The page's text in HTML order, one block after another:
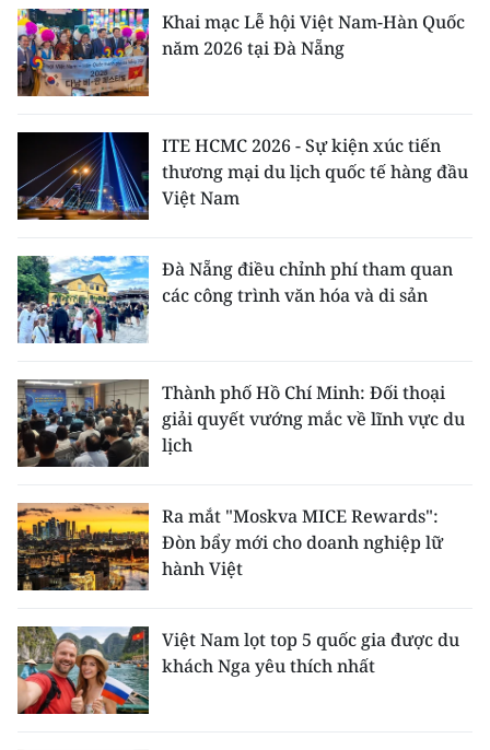
Khai mạc Lễ hội Việt Nam-Hàn Quốc
năm 2026 tại Đà Nẵng
ITE HCMC 2026 - Sự kiện xúc tiến
thương mại du lịch quốc tế hàng đầu
Việt Nam
Đà Nẵng điều chỉnh phí tham quan
các công trình văn hóa và di sản
Thành phố Hồ Chí Minh: Đối thoại
giải quyết vướng mắc về lĩnh vực du
lịch
Ra mắt "Moskva MICE Rewards":
Đòn bẩy mới cho doanh nghiệp lữ
hành Việt
Việt Nam lọt top 5 quốc gia được du
khách Nga yêu thích nhất